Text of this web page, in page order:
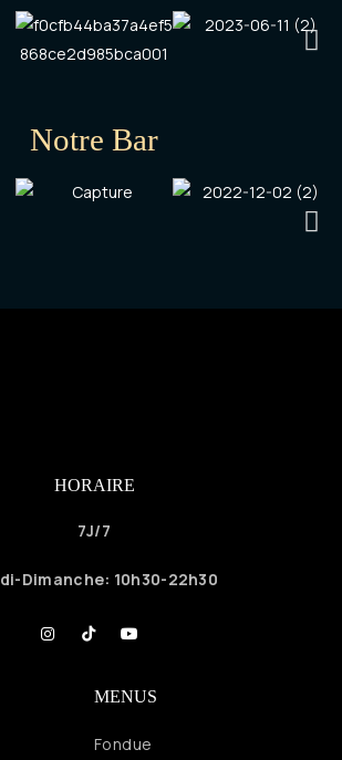
Notre Bar
HORAIRE
7J/7
-Dimanche: 10h30-22h30
MENUS
Fondue